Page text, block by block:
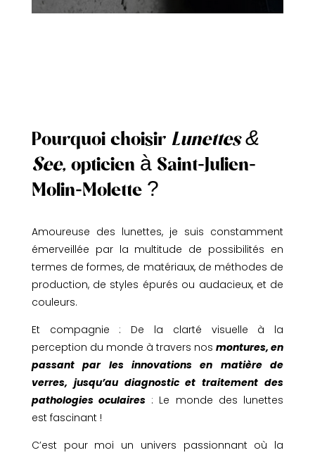
Pourquoi choisirLunettes &
See,opticien à Saint-Julien-
Molin-Molette ?
Amoureuse des lunettes, je suis constamment
émerveillée par la multitude de possibilités en
termes de formes, de matériaux, de méthodes de
production, de styles épurés ou audacieux, et de
couleurs.
Et compagnie : De la clarté visuelle à la
perception du monde à travers nosmontures, en
passant par les innovations en matière de
verres, jusqu’au diagnostic et traitement des
pathologies oculaires : Le monde des lunettes
est fascinant !
C’est pour moi un univers passionnant où la